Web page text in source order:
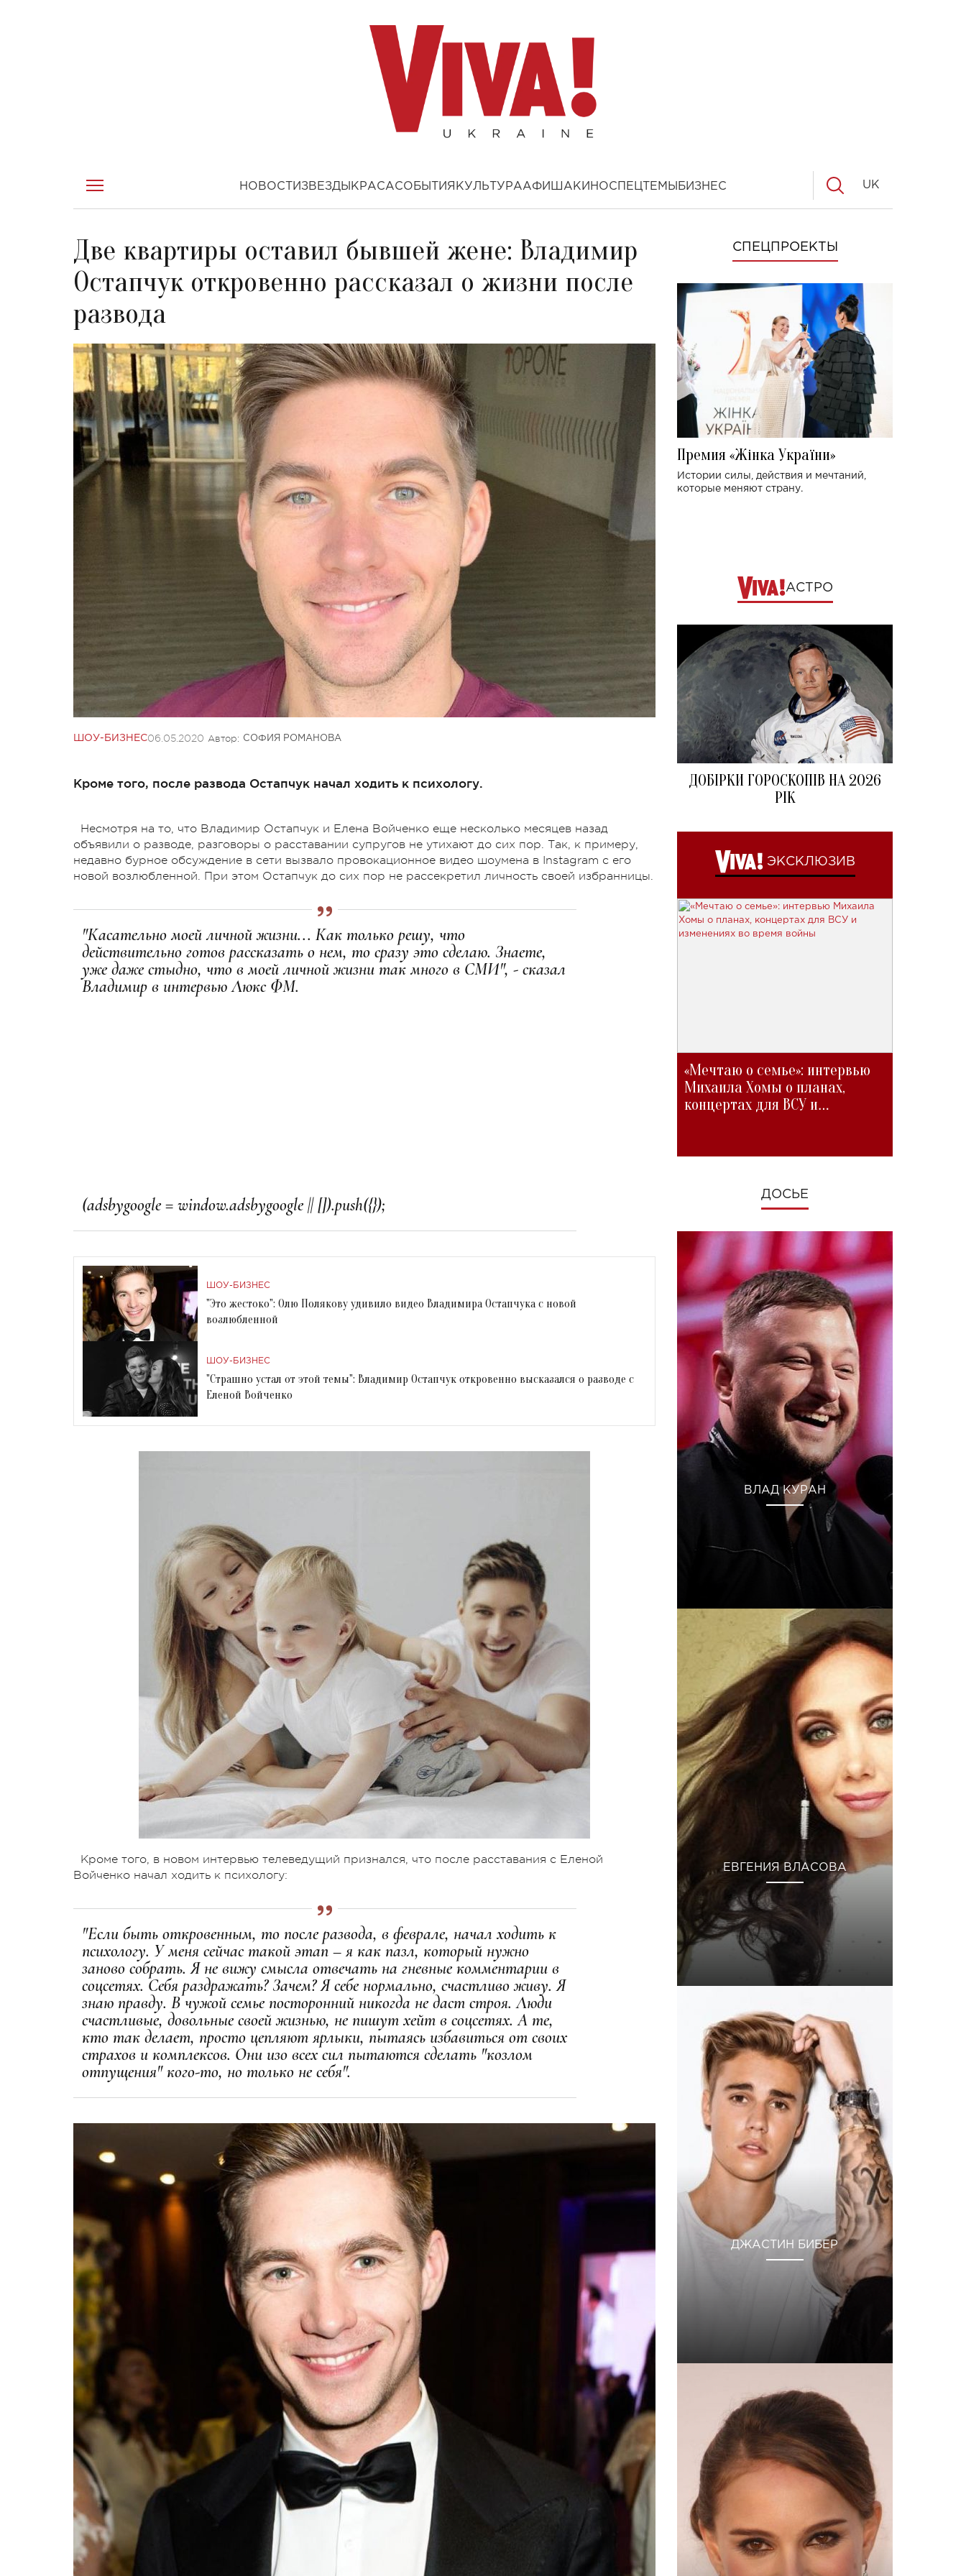
НОВОСТИ ЗВЕЗДЫ КРАСАСОБЫТИЯ КУЛЬТУРААФИША КИНОСПЕЦТЕМЫ БИЗНЕС UK
Две квартиры оставил бывшей жене: Владимир
Остапчук откровенно рассказал о жизни после
развода
ШОУ-БИЗНЕС06.05.2020 Автор: СОФИЯ РОМАНОВА
Кроме того, после развода Остапчук начал ходить к психологу.
Несмотря на то, что Владимир Остапчук и Елена Войченко еще несколько месяцев назад
объявили о разводе, разговоры о расставании супругов не утихают до сих пор. Так, к примеру,
недавно бурное обсуждение в сети вызвало провокационное видео шоумена в Instagram с его
новой возлюбленной. При этом Остапчук до сих пор не рассекретил личность своей избранницы.
"Касательно моей личной жизни... Как только решу, что
действительно готов рассказать о нем, то сразу это сделаю. Знаете,
уже даже стыдно, что в моей личной жизни так много в СМИ", - сказал
Владимир в интервью Люкс ФМ.
ШОУ-БИЗНЕС
"Это жестоко": Олю Полякову удивило видео Владимира Остапчука с новой
возлюбленной
ШОУ-БИЗНЕС
"Страшно устал от этой темы": Владимир Остапчук откровенно высказался о разводе с
Еленой Войченко
Кроме того, в новом интервью телеведущий признался, что после расставания с Еленой
Войченко начал ходить к психологу:
"Если быть откровенным, то после развода, в феврале, начал ходить к
психологу. У меня сейчас такой этап – я как пазл, который нужно
заново собрать. Я не вижу смысла отвечать на гневные комментарии в
соцсетях. Себя раздражать? Зачем? Я себе нормально, счастливо живу. Я
знаю правду. В чужой семье посторонний никогда не даст строя. Люди
счастливые, довольные своей жизнью, не пишут хейт в соцсетях. А те,
кто так делает, просто цепляют ярлыки, пытаясь избавиться от своих
страхов и комплексов. Они изо всех сил пытаются сделать "козлом
отпущения" кого-то, но только не себя".
СПЕЦПРОЕКТЫ
Премия «Жінка України»
Истории силы, действия и мечтаний,
которые меняют страну.
АСТРО
ДОБІРКИ ГОРОСКОПІВ НА 2026
РІК
ЭКСКЛЮЗИВ
«Мечтаю о семье»: интервью
Михаила Хомы о планах,
концертах для ВСУ и
ДОСЬЕ
ВЛАД КУРАН
ЕВГЕНИЯ ВЛАСОВА
ДЖАСТИН БИБЕР